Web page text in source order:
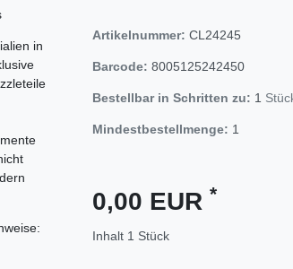
in
Artikelnummer: CL24245
Barcode: 8005125242450
Bestellbar in Schritten zu: 1
Mindestbestellmenge: 1
0,00 EUR *
Inhalt 1 Stück